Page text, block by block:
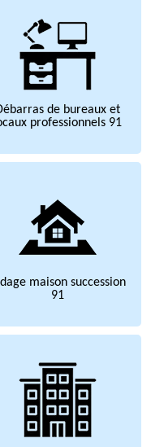
de bureaux et
professionnels 91
maison succession
91